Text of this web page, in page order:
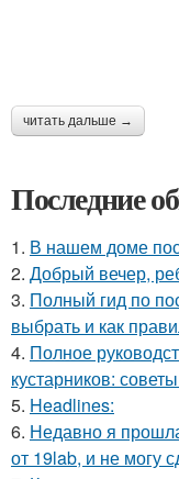
читать дальше →
Последние
1. В нашем доме
2. Добрый вечер,
3. Полный гид по
выбрать и как
4. Полное
кустарников:
5. Headlines:
6. Недавно я
от 19lab, и не могу